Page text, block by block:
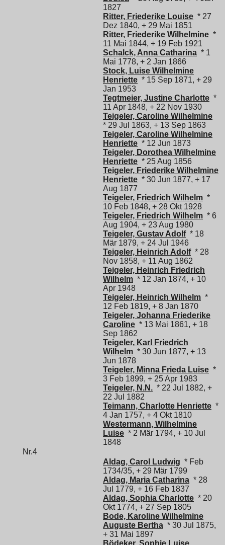
1827
Ritter, Friederike Louise * 27
Dez 1840, + 29 Mai 1851
Ritter, Friederike Wilhelmine *
11 Mai 1844, + 19 Feb 1921
Schalck, Anna Catharina * 1
Mai 1778, + 2 Jan 1866
Stock, Luise Wilhelmine
Henriette * 15 Sep 1871, + 29
Jan 1953
Tegtmeier, Justine Charlotte *
11 Apr 1848, + 22 Nov 1930
Teigeler, Caroline Wilhelmine
* 29 Jul 1863, + 13 Sep 1863
Teigeler, Caroline Wilhelmine
Henriette * 12 Jun 1873
Teigeler, Dorothea Wilhelmine
Henriette * 25 Aug 1856
Teigeler, Friederike Wilhelmine
Henriette * 30 Jun 1877, + 17
Aug 1877
Teigeler, Friedrich Wilhelm *
10 Feb 1848, + 28 Okt 1928
Teigeler, Friedrich Wilhelm * 6
Aug 1904, + 23 Aug 1980
Teigeler, Gustav Adolf* 18
Mär 1879, + 24 Jul 1946
Teigeler, Heinrich Adolf* 28
Nov 1858, + 11 Aug 1862
Teigeler, Heinrich Friedrich
Wilhelm * 12 Jan 1874, + 10
Apr 1948
Teigeler, Heinrich Wilhelm *
12 Feb 1819, + 8 Jan 1870
Teigeler, Johanna Friederike
Caroline * 13 Mai 1861, + 18
Sep 1862
Teigeler, Karl Friedrich
Wilhelm * 30 Jun 1877, + 13
Jun 1878
Teigeler, Minna Frieda Luise *
3 Feb 1899, + 25 Apr 1983
Teigeler, N.N. * 22 Jul 1882, +
22 Jul 1882
Teimann, Charlotte Henriette *
4 Jan 1757, + 4 Okt 1810
Westermann, Wilhelmine
Luise * 2 Mär 1794, + 10 Jul
1848
Nr.4
Aldag, Carol Ludwig * Feb
1734/35, + 29 Mär 1799
Aldag, Maria Catharina * 28
Jul 1779, + 16 Feb 1837
Aldag, Sophia Charlotte * 20
Okt 1774, + 27 Sep 1805
Bode, Karoline Wilhelmine
Auguste Bertha * 30 Jul 1875,
+ 31 Mai 1897
Bödeker, Sophie Luise